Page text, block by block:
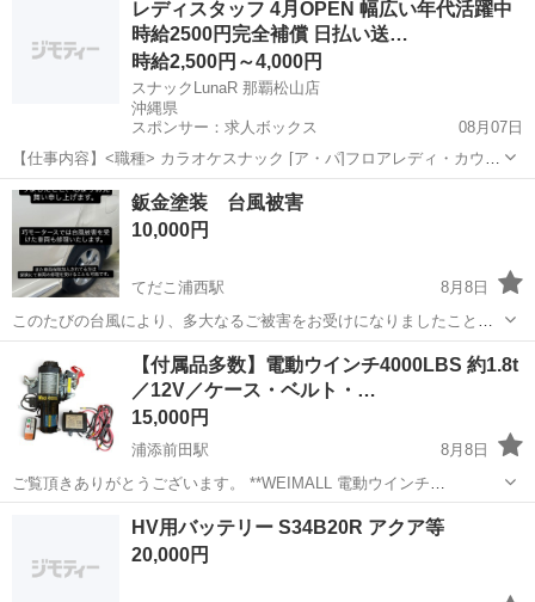
スはかなり希少だと思います。 純正キーレスだとロック状態でも1番
下のボタン長押しするとバック...
レディスタッフ 4月OPEN 幅広い年代活躍中
時給2500円完全補償 日払い送…
時給2,500円～4,000円
スナックLunaR 那覇松山店
沖縄県
スポンサー：求人ボックス
08月07日
【仕事内容】<職種> カラオケスナック [ア・パ]フロアレディ・カウン
ターレディ(ナイトワーク系) <雇用形態> アルバイト・パート <給与>
[ア・パ]時給2,500円～4,000円 完全時給保証あり 今なら採用率UP中!
日払...
アルバイト・パート
鈑金塗装 台風被害
10,000円
てだこ浦西駅
8月8日
このたびの台風により、多大なるご被害をお受けになりましたこと、
心よりお見舞い申し上げます🙇 台風被害を受けたお車の修理、保険対
応などお任せください🙋‍♂️ 中部、南部ともに拠点を構えておりますので
県内全域対応可能です🙆 代...
てだこ浦西駅 外装、車外用品
【付属品多数】電動ウインチ4000LBS 約1.8t
／12V／ケース・ベルト・…
15,000円
浦添前田駅
8月8日
ご覧頂きありがとうございます。 **WEIMALL 電動ウインチ
4000LBS（最大牽引力 約1,814kg）**を関連用品込みのセットです。
ウインチ本体だけではなく、 ・収納、持ち運びに便利なスーツケース
浦添前田駅
HV用バッテリー S34B20R アクア等
20,000円